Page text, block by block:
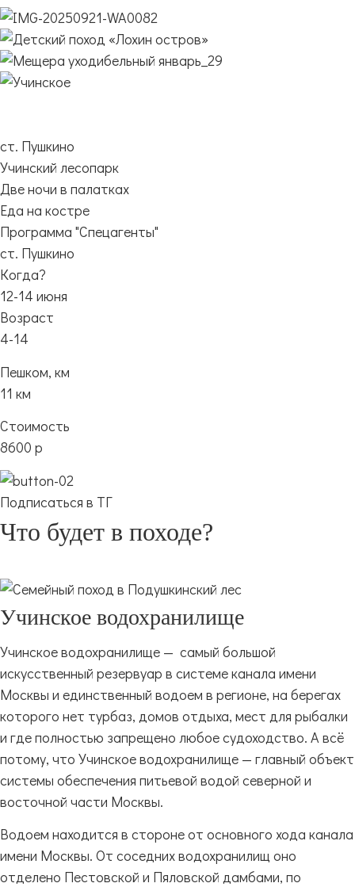
ст. Пушкино
Учинский лесопарк
Две ночи в палатках
Еда на костре
Программа "Спецагенты"
ст. Пушкино
Когда?
12-14 июня
Возраст
4-14
Пешком, км
11 км
Стоимость
8600 р
Подписаться в ТГ
Что будет в походе?
Учинское водохранилище
Учинское водохранилище — самый большой
искусственный резервуар в системе канала имени
Москвы и единственный водоем в регионе, на берегах
которого нет турбаз, домов отдыха, мест для рыбалки
и где полностью запрещено любое судоходство. А всё
потому, что Учинское водохранилище — главный объект
системы обеспечения питьевой водой северной и
восточной части Москвы.
Водоем находится в стороне от основного хода канала
имени Москвы. От соседних водохранилищ оно
отделено Пестовской и Пяловской дамбами, по